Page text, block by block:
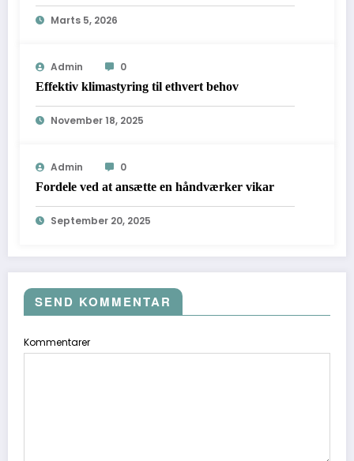
Marts 5, 2026
Admin
0
Effektiv klimastyring til ethvert behov
November 18, 2025
Admin
0
Fordele ved at ansætte en håndværker vikar
September 20, 2025
SEND KOMMENTAR
Kommentarer